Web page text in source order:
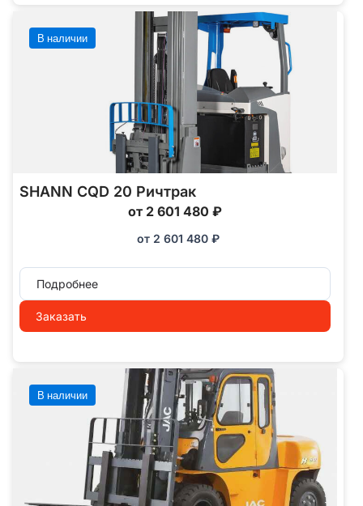
В наличии
SHANN CQD 20 Ричтрак
от 2 601 480 ₽
от 2 601 480 ₽
Подробнее
Заказать
В наличии